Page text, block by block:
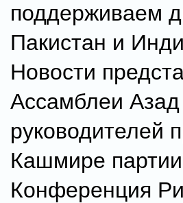
поддерживаем
Пакистан и
Новости
Ассамблеи
руководителей
Кашмире
Конференция